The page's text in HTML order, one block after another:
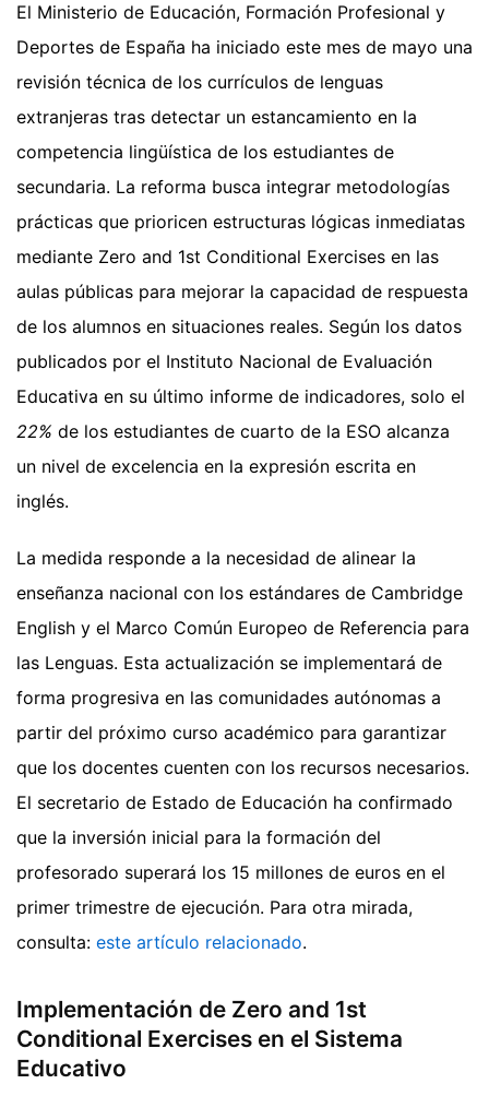
El Ministerio de Educación, Formación Profesional y
Deportes de España ha iniciado este mes de mayo una
revisión técnica de los currículos de lenguas
extranjeras tras detectar un estancamiento en la
competencia lingüística de los estudiantes de
secundaria. La reforma busca integrar metodologías
prácticas que prioricen estructuras lógicas inmediatas
mediante Zero and 1st Conditional Exercises en las
aulas públicas para mejorar la capacidad de respuesta
de los alumnos en situaciones reales. Según los datos
publicados por el Instituto Nacional de Evaluación
Educativa en su último informe de indicadores, solo el
22% de los estudiantes de cuarto de la ESO alcanza
un nivel de excelencia en la expresión escrita en
inglés.
La medida responde a la necesidad de alinear la
enseñanza nacional con los estándares de Cambridge
English y el Marco Común Europeo de Referencia para
las Lenguas. Esta actualización se implementará de
forma progresiva en las comunidades autónomas a
partir del próximo curso académico para garantizar
que los docentes cuenten con los recursos necesarios.
El secretario de Estado de Educación ha confirmado
que la inversión inicial para la formación del
profesorado superará los 15 millones de euros en el
primer trimestre de ejecución. Para otra mirada,
consulta: este artículo relacionado.
Implementación de Zero and 1st
Conditional Exercises en el Sistema
Educativo